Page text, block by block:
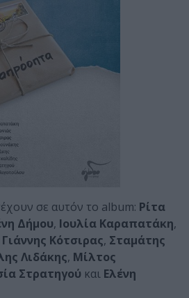
σε αυτόν το album: Ρίτα
Δήμου, Ιουλία Καραπατάκη,
Γιάννης Κότσιρας, Σταμάτης
Λιδάκης, Μίλτος
Στρατηγού και Ελένη